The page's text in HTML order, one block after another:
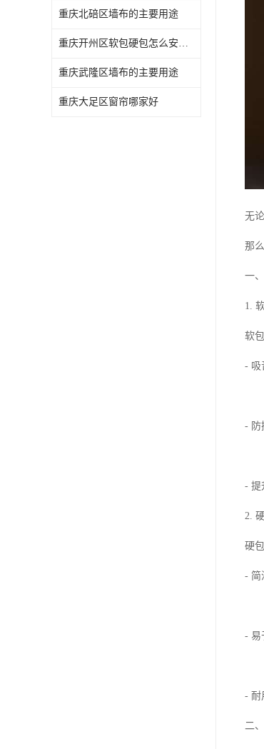
重庆北碚区墙布的主要用途
重庆开州区软包硬包怎么安装与维护
重庆武隆区墙布的主要用途
重庆大足区窗帘哪家好
无
那
一
1.
软
- 吸
- 防
- 提
2.
硬
- 简
- 易
- 耐
二